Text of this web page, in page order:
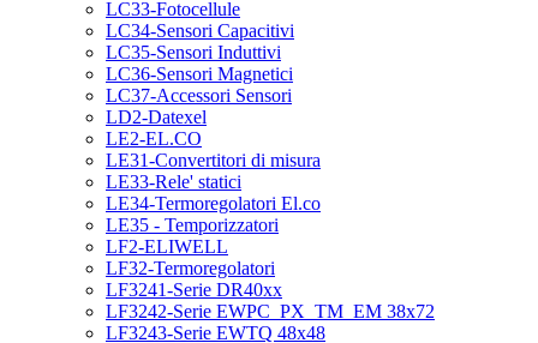
LC33-Fotocellule
LC34-Sensori Capacitivi
LC35-Sensori Induttivi
LC36-Sensori Magnetici
LC37-Accessori Sensori
LD2-Datexel
LE2-EL.CO
LE31-Convertitori di misura
LE33-Rele' statici
LE34-Termoregolatori El.co
LE35 - Temporizzatori
LF2-ELIWELL
LF32-Termoregolatori
LF3241-Serie DR40xx
LF3242-Serie EWPC_PX_TM_EM 38x72
LF3243-Serie EWTQ 48x48